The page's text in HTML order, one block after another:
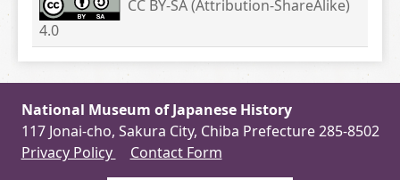
CC BY-SA (Attribution-ShareAlike)
4.0
National Museum of Japanese History
117 Jonai-cho, Sakura City, Chiba Prefecture 285-8502
Privacy Policy
Contact Form